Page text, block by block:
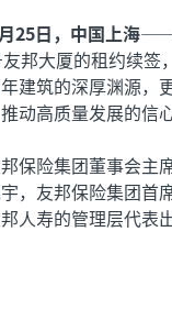
25日，中国上海——
邦大厦的租约续签
建筑的深厚渊源，
动高质量发展的信
保险集团董事会主
，友邦保险集团首
人寿的管理层代表